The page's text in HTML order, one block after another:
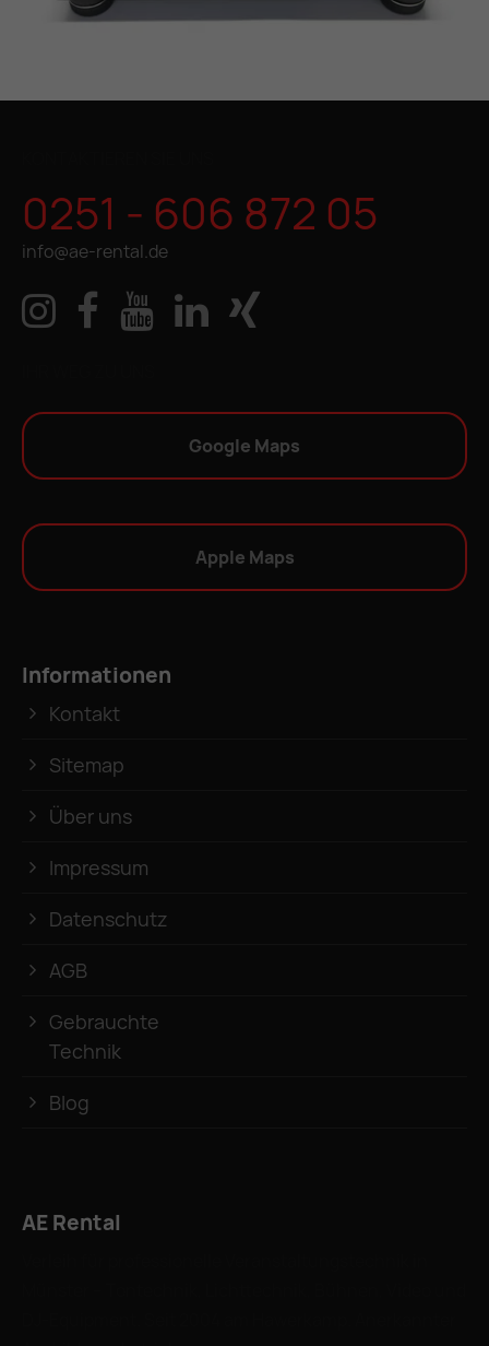
0251 - 606 872 05
info@ae-rental.de
Google Maps
Apple Maps
Informationen
Kontakt
Sitemap
Über uns
Impressum
Datenschutz
AGB
Gebrauchte
Technik
Blog
AE Rental